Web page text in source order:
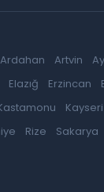
Ardahan Artvin
Elazığ Erzincan
Kayseri
Rize Sakarya